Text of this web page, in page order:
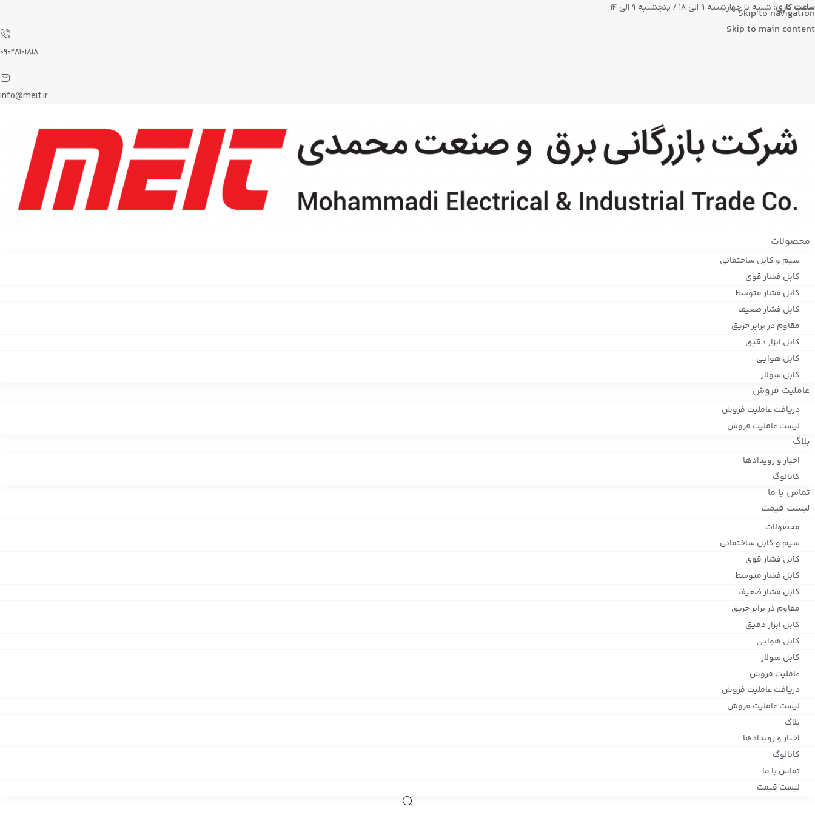
Skip to navigation
Skip to main content
ساعت کاری: شنبه تا چهارشنبه ۹ الی ۱۸ / پنجشنبه ۹ الی ۱۴
۰۹۰۲۸۱۰۱۸۱۸
info@meit.ir
محصولات
سیم و کابل ساختمانی
کابل فشار قوی
کابل فشار متوسط
کابل فشار ضعیف
مقاوم در برابر حریق
کابل ابزار دقیق
کابل هوایی
کابل سولار
عاملیت فروش
دریافت عاملیت فروش
لیست عاملیت فروش
بلاگ
اخبار و رویدادها
کاتالوگ
تماس با ما
لیست قیمت
محصولات
سیم و کابل ساختمانی
کابل فشار قوی
کابل فشار متوسط
کابل فشار ضعیف
مقاوم در برابر حریق
کابل ابزار دقیق
کابل هوایی
کابل سولار
عاملیت فروش
دریافت عاملیت فروش
لیست عاملیت فروش
بلاگ
اخبار و رویدادها
کاتالوگ
تماس با ما
لیست قیمت